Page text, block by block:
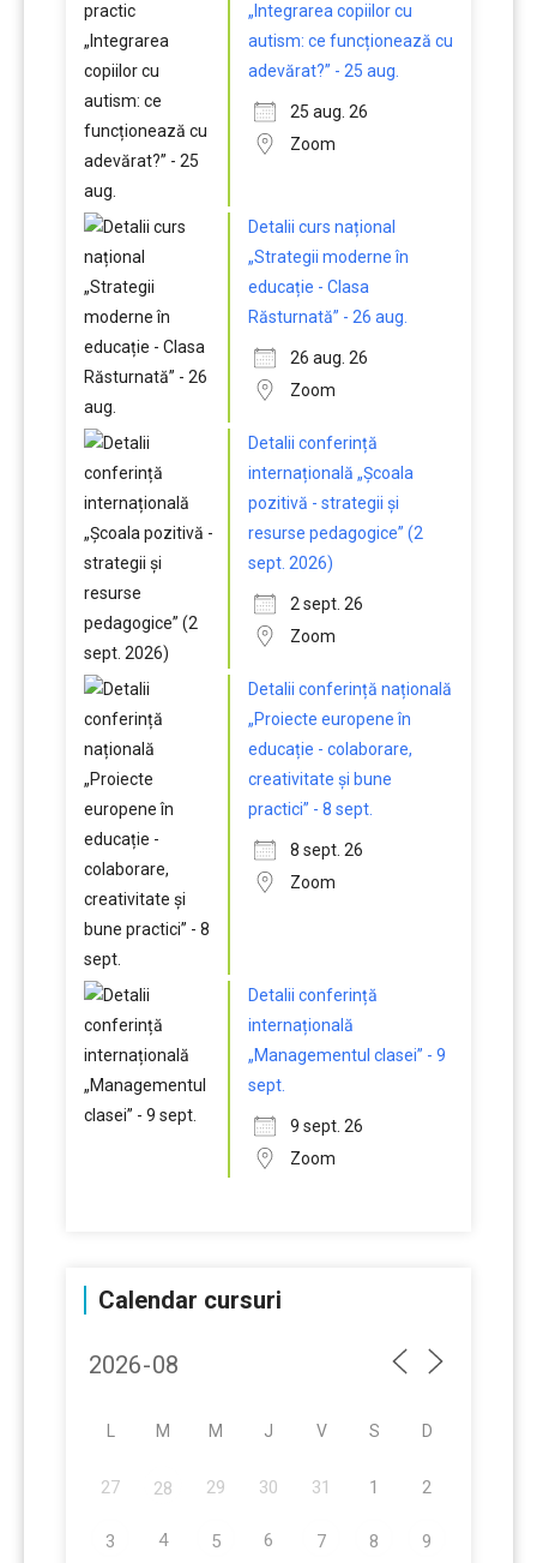
„Integrarea copiilor cu
autism: ce funcționează cu
adevărat?” - 25 aug.
25 aug. 26
Zoom
Detalii curs național
„Strategii moderne în
educație - Clasa
Răsturnată” - 26 aug.
26 aug. 26
Zoom
Detalii conferință
internațională „Școala
pozitivă - strategii și
resurse pedagogice” (2
sept. 2026)
2 sept. 26
Zoom
Detalii conferință națională
„Proiecte europene în
educație - colaborare,
creativitate și bune
practici” - 8 sept.
8 sept. 26
Zoom
Detalii conferință
internațională
„Managementul clasei” - 9
sept.
9 sept. 26
Zoom
Calendar cursuri
M M J V S D
27 28 29 30 31 1 2
3 4 5 6 7 8 9